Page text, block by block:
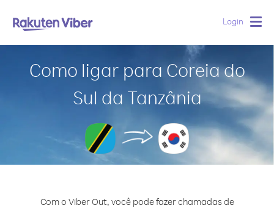
Login
Como ligar para Coreia do
Sul da Tanzânia
Com o Viber Out, você pode fazer chamadas de